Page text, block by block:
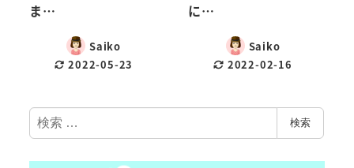
ま…
Saiko
2022-05-23
に…
Saiko
2022-02-16
検
索
検索